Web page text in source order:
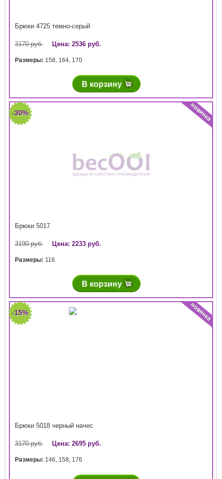
Брюки 4725 темно-серый
3170 руб. Цена: 2536 руб.
Размеры: 158, 164, 170
В корзину
-30%
Брюки 5017
3190 руб. Цена: 2233 руб.
Размеры: 116
В корзину
-15%
Брюки 5018 черный начес
3170 руб. Цена: 2695 руб.
Размеры: 146, 158, 176